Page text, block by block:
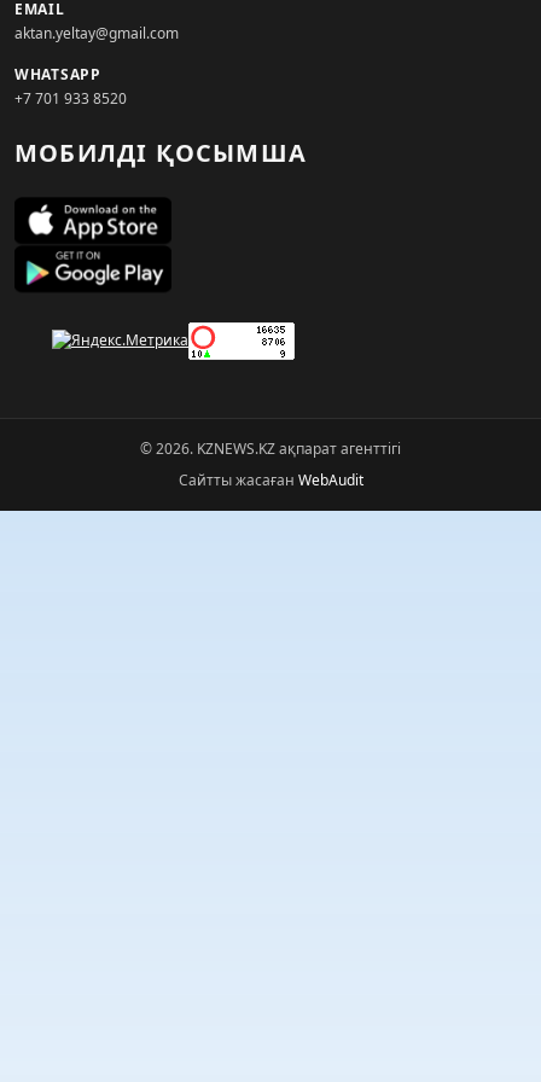
EMAIL
aktan.yeltay@gmail.com
WHATSAPP
+7 701 933 8520
МОБИЛДІ ҚОСЫМША
© 2026. KZNEWS.KZ ақпарат агенттігі
Сайтты жасаған WebAudit